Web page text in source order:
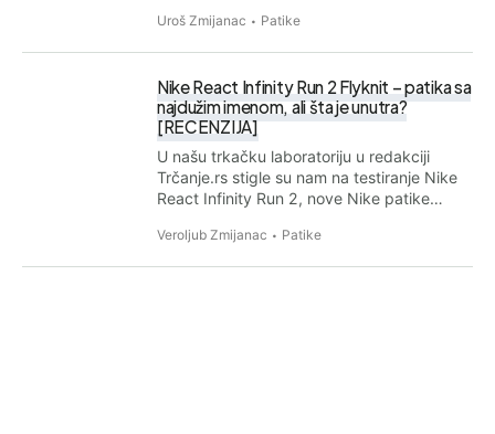
Uroš Zmijanac Patike
Nike React Infinity Run 2 Flyknit – patika sa
najdužim imenom, ali šta je unutra?
[RECENZIJA]
U našu trkačku laboratoriju u redakciji
Trčanje.rs stigle su nam na testiranje Nike
React Infinity Run 2, nove Nike patike…
Veroljub Zmijanac Patike